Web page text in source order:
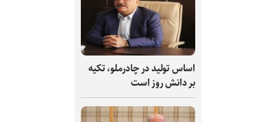
اساس تولید در چادرملو، تکیه
بر دانش‌ روز است